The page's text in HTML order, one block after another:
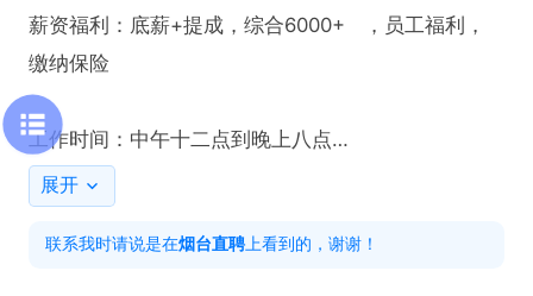
薪资福利：底薪+提成，综合6000+   ，员工福利，
缴纳保险
工作时间：中午十二点到晚上八点
备注：拨打电话的时候，请说是在烟台直聘看到的
展开
联系我时请说是在烟台直聘 上看到的，谢谢！